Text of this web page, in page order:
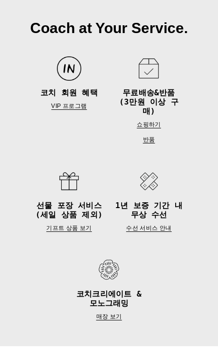
Coach at Your Service.
코치 회원 혜택
VIP 프로그램
무료배송&반품
(3만원 이상 구
매)
쇼핑하기
반품
선물 포장 서비스
(세일 상품 제외)
기프트 상품 보기
1년 보증 기간 내
무상 수선
수선 서비스 안내
코치크리에이트 &
모노그래밍
매장 보기